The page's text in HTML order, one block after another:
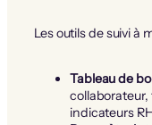
Les outils de suivi à
Tableau de
indicateurs